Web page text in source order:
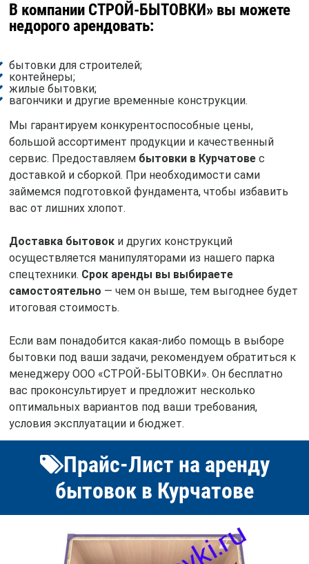
В компании СТРОЙ-БЫТОВКИ» вы можете
недорого арендовать:
бытовки для строителей;
контейнеры;
жилые бытовки;
вагончики и другие временные конструкции.
Мы гарантируем конкурентоспособные цены,
большой ассортимент продукции и качественный
сервис. Предоставляем бытовки в Курчатовес
доставкой и сборкой. При необходимости сами
займемся подготовкой фундамента, чтобы избавить
вас от лишних хлопот.
Доставка бытовоки других конструкций
осуществляется манипуляторами из нашего парка
спецтехники. Срок аренды вы выбираете
самостоятельно — чем он выше, тем выгоднее будет
итоговая стоимость.
Если вам понадобится какая-либо помощь в выборе
бытовки под ваши задачи, рекомендуем обратиться к
менеджеру ООО «СТРОЙ-БЫТОВКИ». Он бесплатно
вас проконсультирует и предложит несколько
оптимальных вариантов под ваши требования,
условия эксплуатации и бюджет.
Прайс-Лист на аренду
бытовок в Курчатове